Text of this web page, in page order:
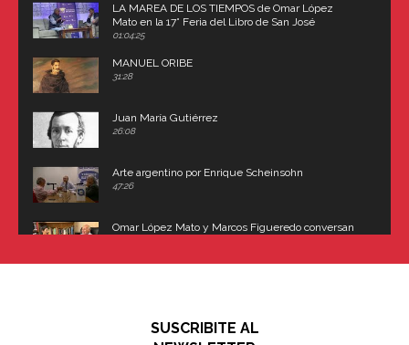
LA MAREA DE LOS TIEMPOS de Omar López
Mato en la 17° Feria del Libro de San José
(Uruguay)
01:04:25
MANUEL ORIBE
31:28
Juan María Gutiérrez
26:08
Arte argentino por Enrique Scheinsohn
47:26
Omar López Mato y Marcos Figueredo conversan
"En política, la estupidez no es una desventaja"
SUSCRIBITE AL